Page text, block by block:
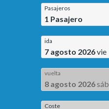
Pasajeros
1 Pasajero
ida
7 agosto 2026vie
vuelta
8 agosto 2026sáb
Coste